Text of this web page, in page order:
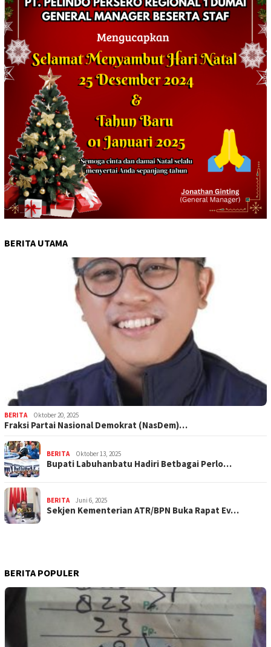
BERITA UTAMA
BERITA Oktober 20, 2025
Fraksi Partai Nasional Demokrat (NasDem)…
BERITA Oktober 13, 2025
Bupati Labuhanbatu Hadiri Betbagai Perlo…
BERITA Juni 6, 2025
Sekjen Kementerian ATR/BPN Buka Rapat Ev…
BERITA POPULER